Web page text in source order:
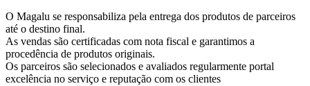
O Magalu se responsabiliza pela entrega dos produtos de parceiros
até o destino final.
As vendas são certificadas com nota fiscal e garantimos a
procedência de produtos originais.
Os parceiros são selecionados e avaliados regularmente portal
excelência no serviço e reputação com os clientes